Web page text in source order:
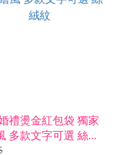
禮燙金紅包袋 獨家
多款文字可選 絲絨